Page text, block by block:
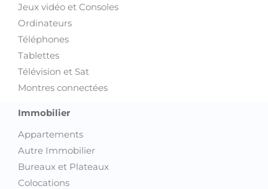
Jeux vidéo et Consoles
Ordinateurs
Téléphones
Tablettes
Télévision et Sat
Montres connectées
Immobilier
Appartements
Autre Immobilier
Bureaux et Plateaux
Colocations